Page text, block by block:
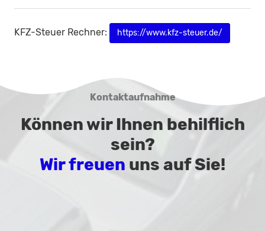
KFZ-Steuer Rechner: https://www.kfz-steuer.de/
Kontaktaufnahme
Können wir Ihnen behilflich
sein?
Wir freuen uns auf Sie!